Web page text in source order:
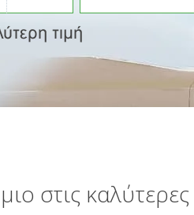
العربية
στις καλύτερες